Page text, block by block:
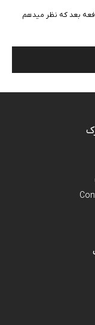
بعد که نظر میدهم